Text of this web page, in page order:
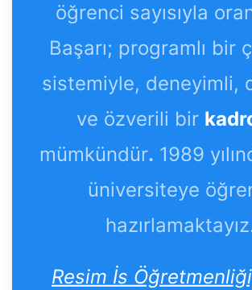
öğrenci sayısıyla
Başarı; programlı bir
sistemiyle, deneyimli,
ve özverili bir
mümkündür. 1989
üniversiteye
Resim İs